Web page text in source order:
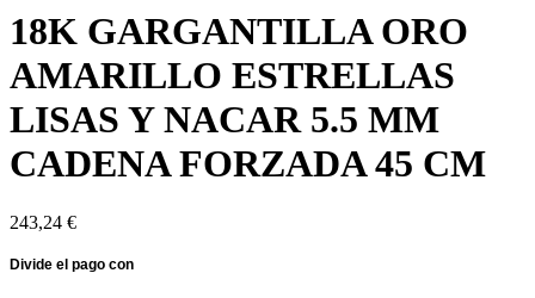
18K GARGANTILLA ORO
AMARILLO ESTRELLAS
LISAS Y NACAR 5.5 MM
CADENA FORZADA 45 CM
243,24 €